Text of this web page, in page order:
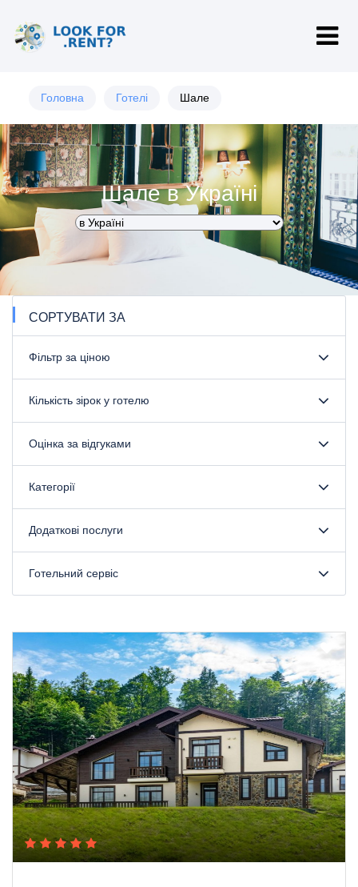
Головна Готелі Шале
Шале в Україні
СОРТУВАТИ ЗА
Фільтр за ціною
Кількість зірок у готелю
Оцінка за відгуками
Категорії
Додаткові послуги
Готельний сервіс